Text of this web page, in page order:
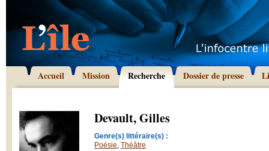
Accueil Mission Recherche Dossier de presse
Devault, Gilles
Genre(s) littéraire(s) :
Poésie, Théâtre